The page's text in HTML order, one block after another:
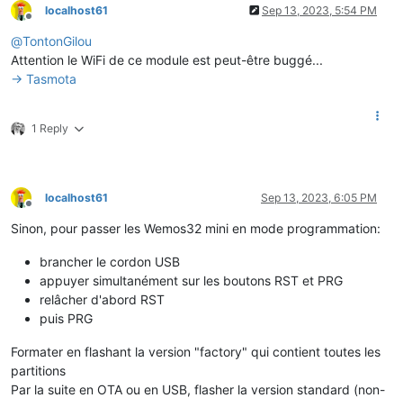
Offline
localhost61 Sep 13, 2023, 5:54 PM
@TontonGilou
Attention le WiFi de ce module est peut-être buggé...
-> Tasmota
1 Reply
Offline
localhost61 Sep 13, 2023, 6:05 PM
Sinon, pour passer les Wemos32 mini en mode programmation:
brancher le cordon USB
appuyer simultanément sur les boutons RST et PRG
relâcher d'abord RST
puis PRG
Formater en flashant la version "factory" qui contient toutes les
partitions
Par la suite en OTA ou en USB, flasher la version standard (non-